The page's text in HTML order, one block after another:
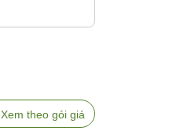
Xem theo gói giá